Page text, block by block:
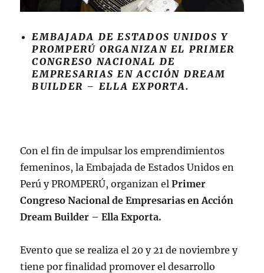
EMBAJADA DE ESTADOS UNIDOS Y
PROMPERÚ ORGANIZAN EL PRIMER
CONGRESO NACIONAL DE
EMPRESARIAS EN ACCIÓN DREAM
BUILDER – ELLA EXPORTA.
Con el fin de impulsar los emprendimientos
femeninos, la Embajada de Estados Unidos en
Perú y PROMPERÚ, organizan elPrimer
Congreso Nacional de Empresarias en Acción
Dream Builder – Ella Exporta.
Evento que se realiza el 20 y 21 de noviembre y
tiene por finalidad promover el desarrollo